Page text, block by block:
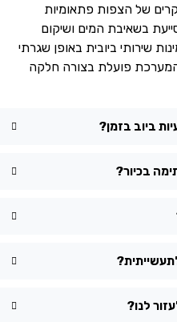
של הצפות פתאומיות
בשאיבת המים ושיקום
שירותי ביובית באופן שגרתי
פועלת בצורה חלקה
ביוב בזמן?
בכיור?
לנו?